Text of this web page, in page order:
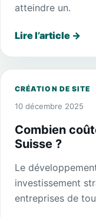
atteindre un.
Lire l’article →
CRÉATION DE SITE
10 décembre 2025
Combien
Suisse ?
Le
investissement
entreprises de